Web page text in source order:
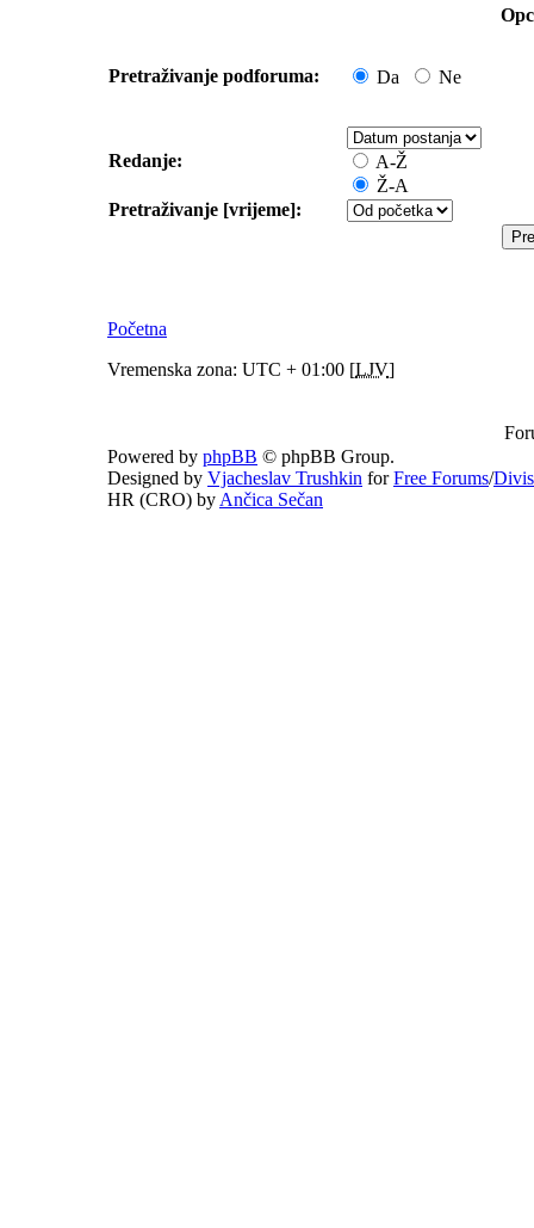
Pretraživanje podforuma: Da Ne
Redanje:
A-Ž
Ž-A
Pretraživanje [vrijeme]:
Početna
Vremenska zona: UTC + 01:00 [LJV]
Powered by phpBB © phpBB Group.
Designed by Vjacheslav Trushkin forFree Forums/
HR (CRO) by Ančica Sečan